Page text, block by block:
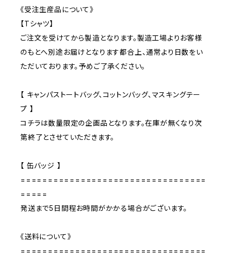
《受注生産品について》
【Tシャツ】
ご注文を受けてから製造となります。製造工場よりお客様
のもとへ別途お届けとなります都合上、通常より日数をい
ただいております。予めご了承ください。
【 キャンパストートバッグ、コットンバッグ、マスキングテー
プ 】
コチラは数量限定の企画品となります。在庫が無くなり次
第終了とさせていただきます。
【 缶バッジ 】
==================================
=====
発送まで5日間程お時間がかかる場合がございます。
《送料について》
==================================